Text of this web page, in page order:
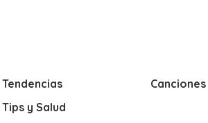
Tendencias
Tips y Salud
Canciones